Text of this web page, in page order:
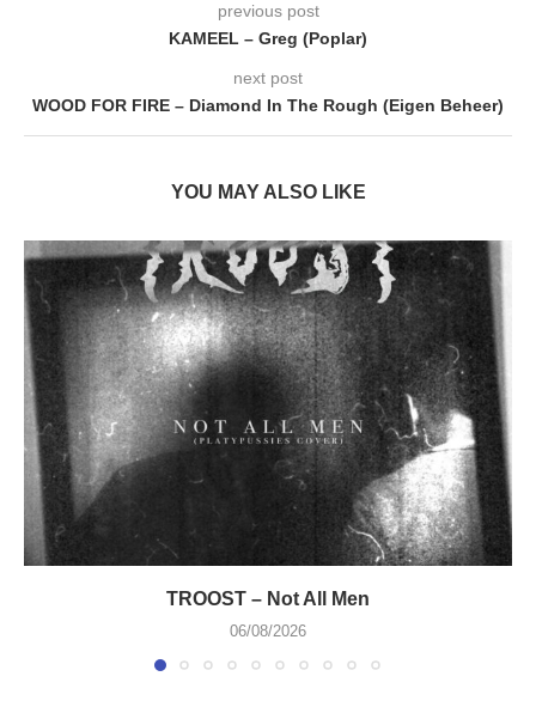
previous post
KAMEEL – Greg (Poplar)
next post
WOOD FOR FIRE – Diamond In The Rough (Eigen Beheer)
YOU MAY ALSO LIKE
TROOST – Not All Men
06/08/2026